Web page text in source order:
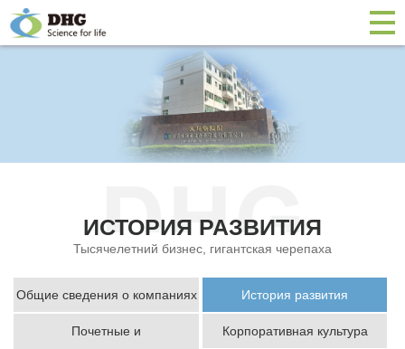
ИСТОРИЯ РАЗВИТИЯ
Тысячелетний бизнес, гигантская черепаха
Общие сведения о компаниях История развития
Почетные и Корпоративная культура